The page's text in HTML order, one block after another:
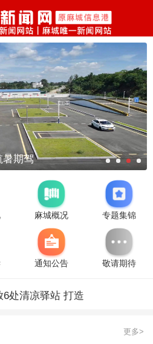
暑期驾
麻城概况 专题集锦
通知公告 敬请期待
6处清凉驿站 打造
更多>